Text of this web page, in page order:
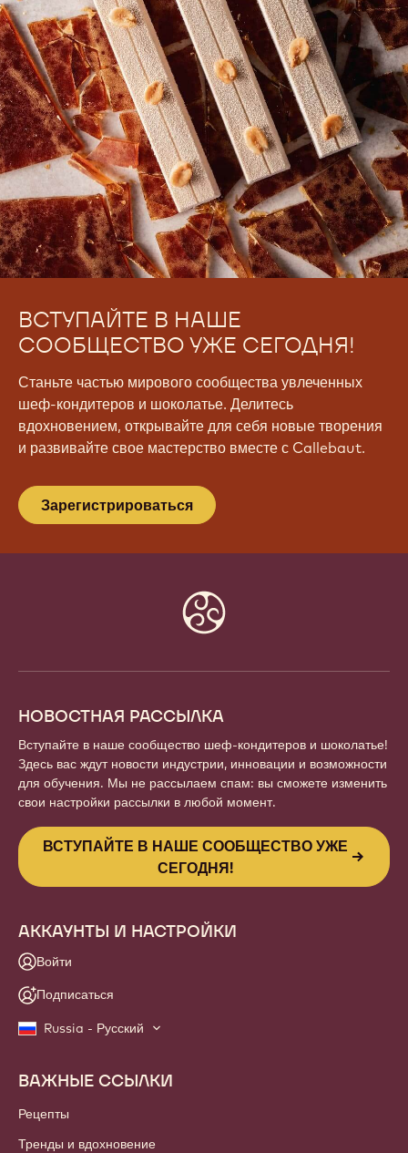
ВСТУПАЙТЕ В НАШЕ
СООБЩЕСТВО УЖЕ СЕГОДНЯ!
Станьте частью мирового сообщества увлеченных
шеф-кондитеров и шоколатье. Делитесь
вдохновением, открывайте для себя новые творения
и развивайте свое мастерство вместе с Callebaut.
Зарегистрироваться
НОВОСТНАЯ РАССЫЛКА
Вступайте в наше сообщество шеф-кондитеров и шоколатье!
Здесь вас ждут новости индустрии, инновации и возможности
для обучения. Мы не рассылаем спам: вы сможете изменить
свои настройки рассылки в любой момент.
ВСТУПАЙТЕ В НАШЕ СООБЩЕСТВО УЖЕ
СЕГОДНЯ!
АККАУНТЫ И НАСТРОЙКИ
Войти
Подписаться
Russia - Русский
Footer
Callebaut
ВАЖНЫЕ ССЫЛКИ
Рецепты
Тренды и вдохновение